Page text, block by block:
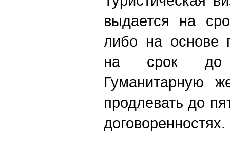
выдается на
либо на основе
на срок до
Гуманитарную
продлевать до
договоренностях.